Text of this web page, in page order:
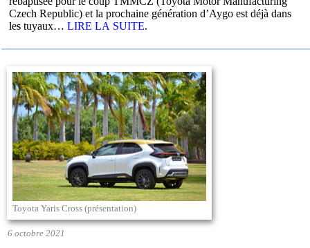
Czech Republic) et la prochaine génération d’Aygo est déjà dans
les tuyaux…LIRE LA SUITE.
Toyota Yaris Cross (présentation)
6 octobre 2021